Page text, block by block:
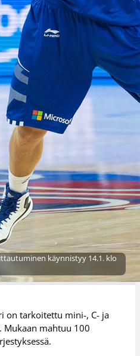
käynnistyy 14.1. klo
on tarkoitettu mini-, C- ja
mahtuu 100